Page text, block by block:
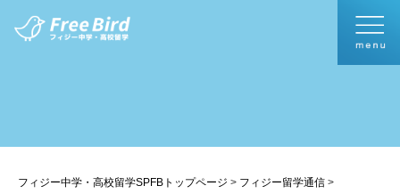
フィジー中学・高校留学SPFBトップページ > フィジー留学通信 >